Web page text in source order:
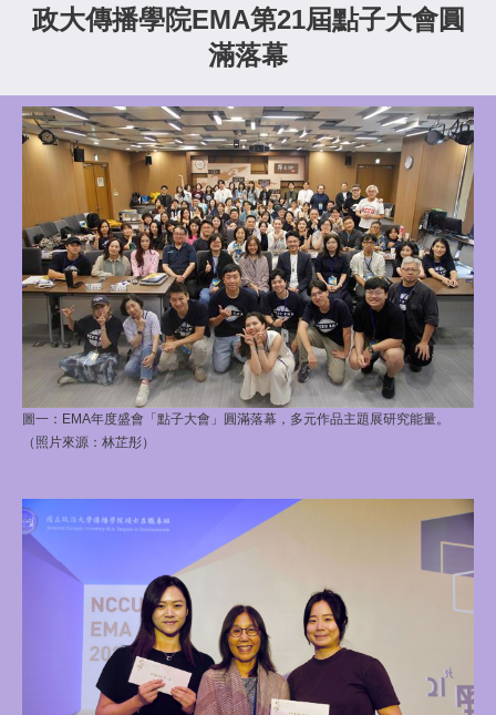
政大傳播學院EMA第21屆點子大會圓
滿落幕
圖一：EMA年度盛會「點子大會」圓滿落幕，多元作品主題展研究能量。
（照片來源：林芷彤）